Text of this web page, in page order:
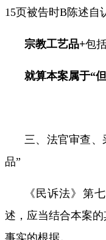
15页被告时B陈述自
宗教工艺品+包
就算本案属于“
三、法官审查
品”
《民诉法》第
述，应当结合本案
事实的根据。